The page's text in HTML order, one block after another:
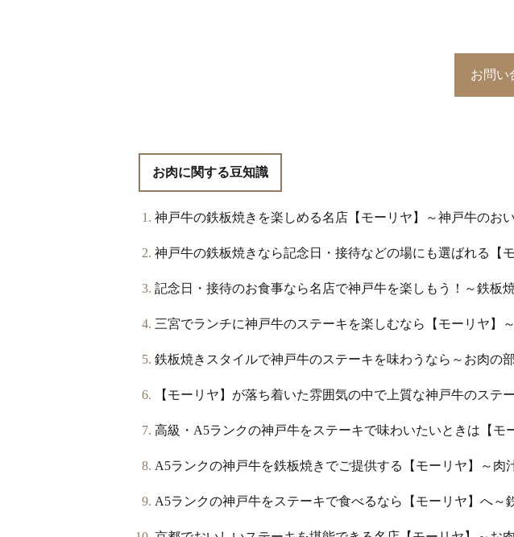
お問い
お肉に関する豆知識
神戸牛の鉄板焼きを楽しめる名店【モーリヤ】～神戸牛のお
神戸牛の鉄板焼きなら記念日・接待などの場にも選ばれる【
記念日・接待のお食事なら名店で神戸牛を楽しもう！～鉄板
三宮でランチに神戸牛のステーキを楽しむなら【モーリヤ】
鉄板焼きスタイルで神戸牛のステーキを味わうなら～お肉の
【モーリヤ】が落ち着いた雰囲気の中で上質な神戸牛のステ
高級・A5ランクの神戸牛をステーキで味わいたいときは【
A5ランクの神戸牛を鉄板焼きでご提供する【モーリヤ】～肉
A5ランクの神戸牛をステーキで食べるなら【モーリヤ】へ～